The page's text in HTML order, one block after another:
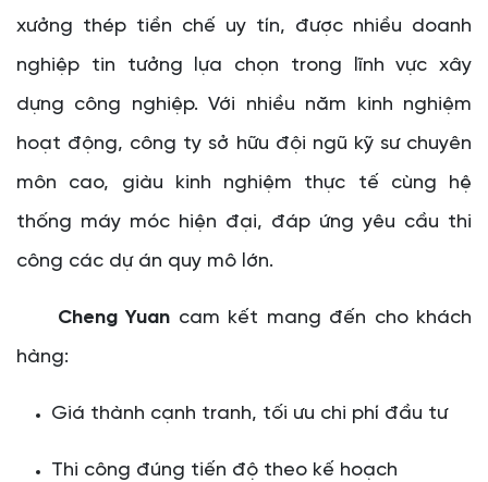
xưởng thép tiền chế uy tín, được nhiều doanh
nghiệp tin tưởng lựa chọn trong lĩnh vực xây
dựng công nghiệp.Với nhiều năm kinh nghiệm
hoạt động, công ty sở hữu đội ngũ kỹ sư chuyên
môn cao, giàu kinh nghiệm thực tế cùng hệ
thống máy móc hiện đại, đáp ứng yêu cầu thi
công các dự án quy mô lớn.
Cheng Yuan cam kết mang đến cho khách
hàng:
Giá thành cạnh tranh, tối ưu chi phí đầu tư
Thi công đúng tiến độ theo kế hoạch